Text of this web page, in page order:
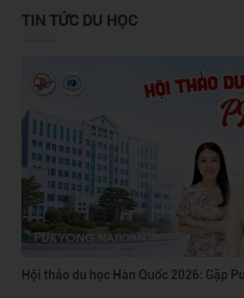
TIN TỨC DU HỌC
Hội thảo du học Hàn Quốc 2026: Gặp